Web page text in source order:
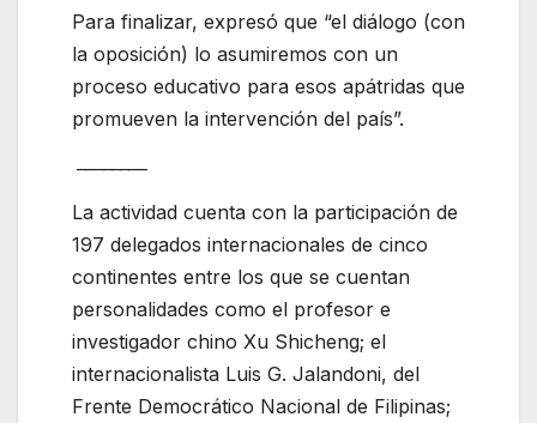
Para finalizar, expresó que “el diálogo (con
la oposición) lo asumiremos con un
proceso educativo para esos apátridas que
promueven la intervención del país”.
La actividad cuenta con la participación de
197 delegados internacionales de cinco
continentes entre los que se cuentan
personalidades como el profesor e
investigador chino Xu Shicheng; el
internacionalista Luis G. Jalandoni, del
Frente Democrático Nacional de Filipinas;